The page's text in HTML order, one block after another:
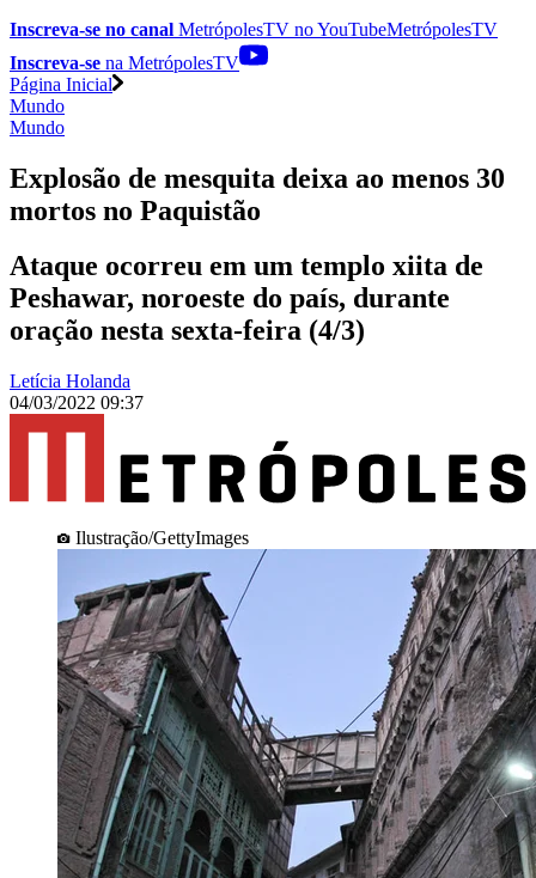
Inscreva-se no canal MetrópolesTV noYouTubeMetrópolesTV
Inscreva-se na MetrópolesTV
Página Inicial
Mundo
Mundo
Explosão de mesquita deixa ao menos 30
mortos no Paquistão
Ataque ocorreu em um templo xiita de
Peshawar, noroeste do país, durante
oração nesta sexta-feira (4/3)
Letícia Holanda
04/03/2022 09:37
Ilustração/GettyImages